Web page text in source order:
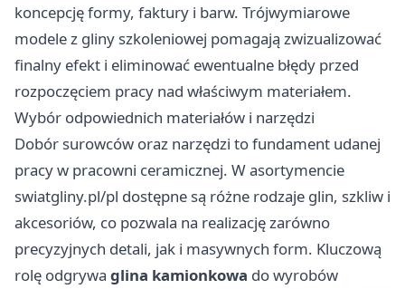
koncepcję formy, faktury i barw. Trójwymiarowe
modele z gliny szkoleniowej pomagają zwizualizować
finalny efekt i eliminować ewentualne błędy przed
rozpoczęciem pracy nad właściwym materiałem.
Wybór odpowiednich materiałów i narzędzi
Dobór surowców oraz narzędzi to fundament udanej
pracy w pracowni ceramicznej. W asortymencie
swiatgliny.pl/pl dostępne są różne rodzaje glin, szkliw i
akcesoriów, co pozwala na realizację zarówno
precyzyjnych detali, jak i masywnych form. Kluczową
rolę odgrywa glina kamionkowa do wyrobów